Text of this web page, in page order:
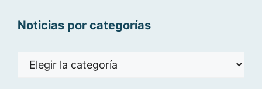
Noticias por categorías
Noticias